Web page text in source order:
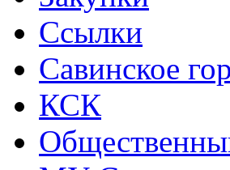
Ссылки
Савинское
КСК